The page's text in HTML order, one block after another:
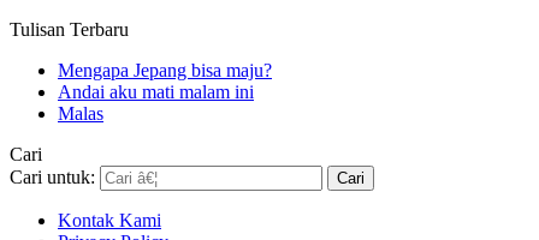
Tulisan Terbaru
Mengapa Jepang bisa maju?
Andai aku mati malam ini
Malas
Cari
Cari untuk:
Kontak Kami